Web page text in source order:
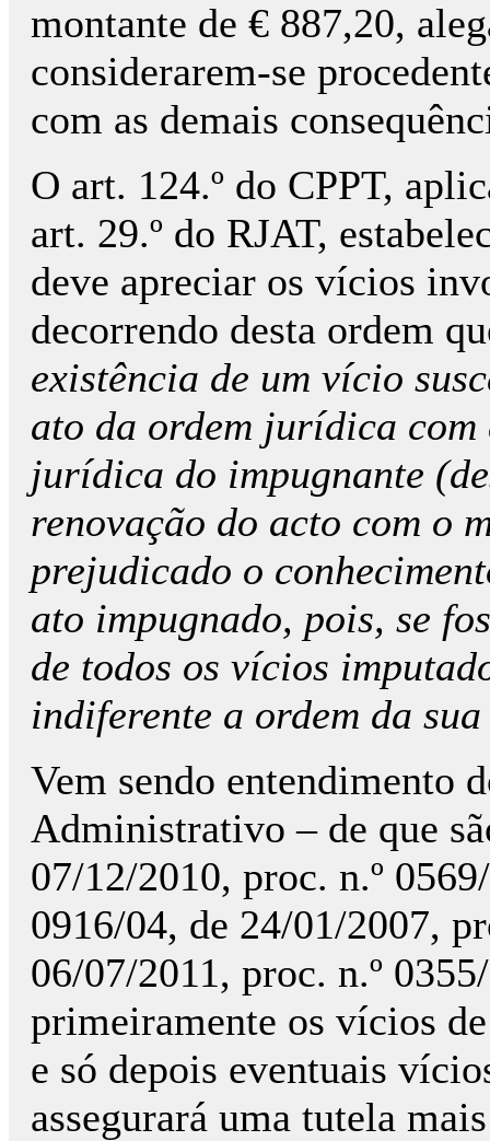
montante de € 887,20,
considerarem-se
com as demais
O art. 124.º do CPPT,
art. 29.º do RJAT,
deve apreciar os vícios
decorrendo desta ordem
existência de um vício
ato da ordem jurídica
jurídica do impugnante
renovação do acto com o
prejudicado o
ato impugnado, pois, se
de todos os vícios
indiferente a ordem da
Vem sendo entendimento
Administrativo – de que
07/12/2010, proc. n.º
0916/04, de 24/01/2007,
06/07/2011, proc. n.º
primeiramente os vícios
e só depois eventuais
assegurará uma tutela